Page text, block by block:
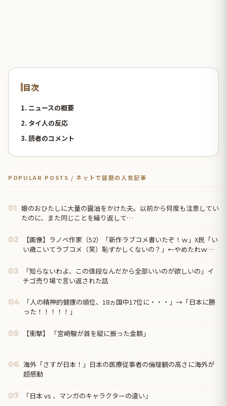
目次
1. ニュースの概要
2. タイ人の反応
3. 読者のコメント
POPULAR POSTS / ネットで話題の人気記事
01 娘のおひたしに大量の醤油をかけた夫。以前から何度も注意してい
たのに、また同じことを繰り返して…
02
【画像】ラノベ作家（52）「新作ラブコメ書いたぞ！ｗ」X民「い
い歳こいてラブコメ（笑）恥ずかしくないの？」←やめたれｗと
03
「知らないわよ、この値段なんだから全部いいのが欲しいの」イ
チゴ売り場で言い返された話
04
「人の精神的健康の順位、18ヵ国中17位に・・・」→「日本に勝
った！！！！！」
05 【衝撃】 「宮崎駿が首を縦に振った金額」
06 海外「さすが日本！」日本の医療従事者の倫理観の高さに海外が
超感動
07 「日本 vs 、マンガのキャラクターの違い」